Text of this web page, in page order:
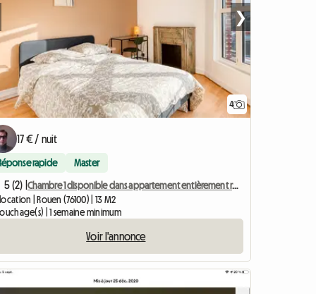
4
❯
17 € / nuit
rapide Master
5 (2) |
Chambre 1 disponible dans appartement entièrement rénové
| Rouen (76100) | 13 M2
| 1 semaine minimum
Voir l'annonce